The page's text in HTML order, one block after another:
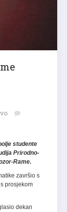
studente
Prirodno-
Rame.
završio s
prosjekom
dekan